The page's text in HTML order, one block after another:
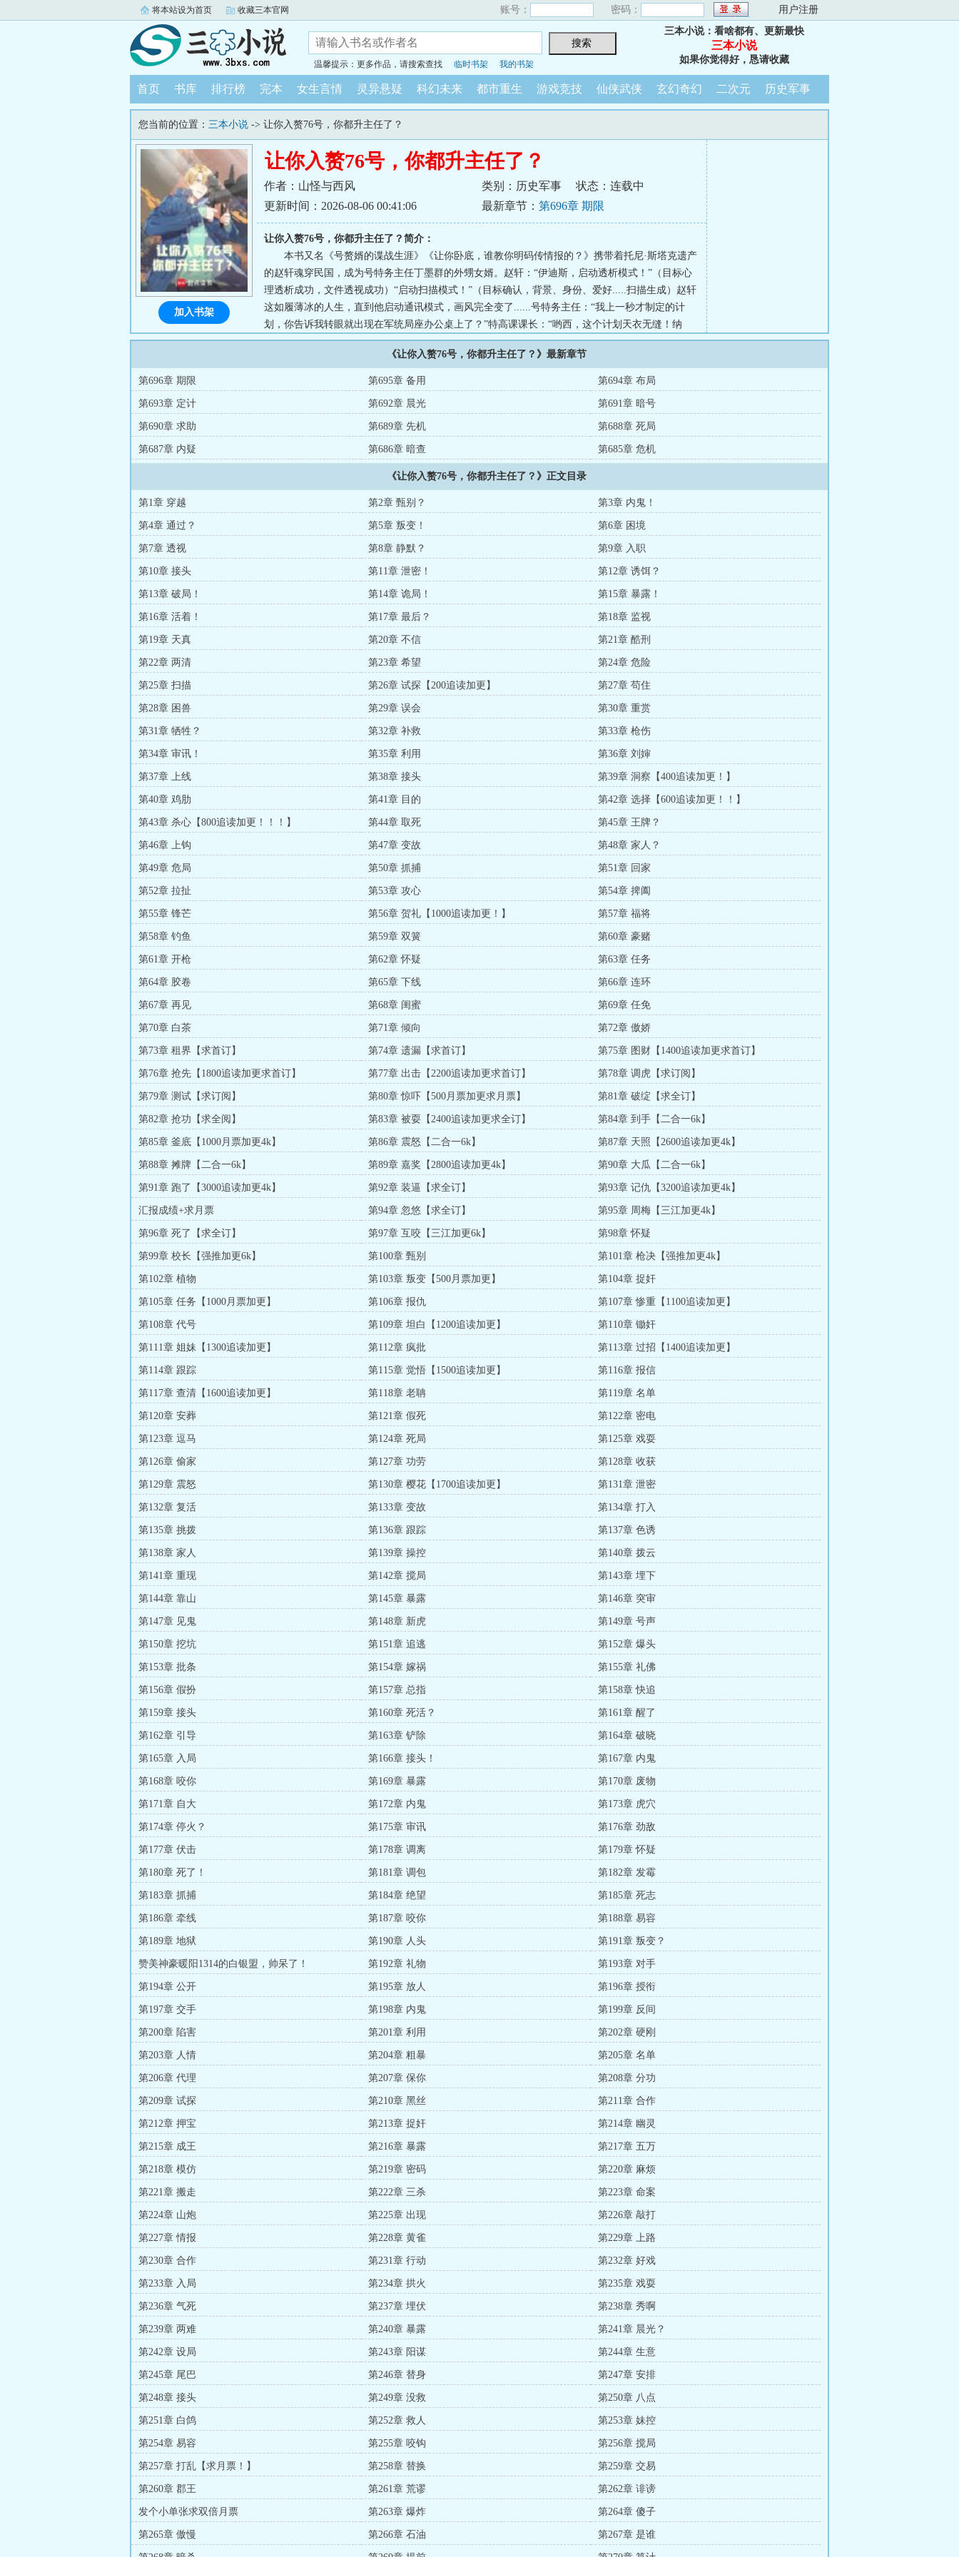
将本站设为首页 收藏三本官网 账号： 密码： 用户注册
温馨提示：更多作品，请搜索查找 临时书架 我的书架
三本小说：看啥都有、更新最快
三本小说
如果你觉得好，恳请收藏
首页 书库 排行榜 完本 女生言情 灵异悬疑 科幻未来 都市重生 游戏竞技 仙侠武侠 玄幻奇幻 二次元 历史军事
您当前的位置： 三本小说 -> 让你入赘76号，你都升主任了？
让你入赘76号，你都升主任了？
作者：山怪与西风 类别：历史军事
状态：连载中
更新时间：2026-08-06 00:41:06
最新章节： 第696章 期限
让你入赘76号，你都升主任了？简介：
本书又名《号赘婿的谍战生涯》《让你卧底，谁教你明码传情报的？》携带着托尼·斯塔克遗产
的赵轩魂穿民国，成为号特务主任丁墨群的外甥女婿。赵轩：“伊迪斯，启动透析模式！”（目标心
理透析成功，文件透视成功）“启动扫描模式！”（目标确认，背景、身份、爱好.....扫描生成）赵轩
这如履薄冰的人生，直到他启动通讯模式，画风完全变了......号特务主任：“我上一秒才制定的计
划，你告诉我转眼就出现在军统局座办公桌上了？”特高课课长：“哟西，这个计划天衣无缝！纳
尼？天衣无缝的计划被山城明码公示了？”宪兵队长官：“各大战区作战计划泄露，号和特高课责无
旁贷！”山城：“什么，幼虎都升特务主任了？别慌，鬼子给多少，我们加倍。”红党：“超级加
加入书架
《让你入赘76号，你都升主任了？》最新章节
第696章 期限 第695章 备用 第694章 布局
第693章 定计 第692章 晨光 第691章 暗号
第690章 求助 第689章 先机 第688章 死局
第687章 内疑 第686章 暗查 第685章 危机
《让你入赘76号，你都升主任了？》正文目录
第1章 穿越 第2章 甄别？ 第3章 内鬼！
第4章 通过？ 第5章 叛变！ 第6章 困境
第7章 透视 第8章 静默？ 第9章 入职
第10章 接头 第11章 泄密！ 第12章 诱饵？
第13章 破局！ 第14章 诡局！ 第15章 暴露！
第16章 活着！ 第17章 最后？ 第18章 监视
第19章 天真 第20章 不信 第21章 酷刑
第22章 两清 第23章 希望 第24章 危险
第25章 扫描 第26章 试探【200追读加更】 第27章 苟住
第28章 困兽 第29章 误会 第30章 重赏
第31章 牺牲？ 第32章 补救 第33章 枪伤
第34章 审讯！ 第35章 利用 第36章 刘婶
第37章 上线 第38章 接头 第39章 洞察【400追读加更！】
第40章 鸡肋 第41章 目的 第42章 选择【600追读加更！！】
第43章 杀心【800追读加更！！！】 第44章 取死 第45章 王牌？
第46章 上钩 第47章 变故 第48章 家人？
第49章 危局 第50章 抓捕 第51章 回家
第52章 拉扯 第53章 攻心 第54章 捭阖
第55章 锋芒 第56章 贺礼【1000追读加更！】 第57章 福将
第58章 钓鱼 第59章 双簧 第60章 豪赌
第61章 开枪 第62章 怀疑 第63章 任务
第64章 胶卷 第65章 下线 第66章 连环
第67章 再见 第68章 闺蜜 第69章 任免
第70章 白茶 第71章 倾向 第72章 傲娇
第73章 租界【求首订】 第74章 遗漏【求首订】 第75章 图财【1400追读加更求首订】
第76章 抢先【1800追读加更求首订】 第77章 出击【2200追读加更求首订】 第78章 调虎【求订阅】
第79章 测试【求订阅】 第80章 惊吓【500月票加更求月票】 第81章 破绽【求全订】
第82章 抢功【求全阅】 第83章 被耍【2400追读加更求全订】 第84章 到手【二合一6k】
第85章 釜底【1000月票加更4k】 第86章 震怒【二合一6k】 第87章 天照【2600追读加更4k】
第88章 摊牌【二合一6k】 第89章 嘉奖【2800追读加更4k】 第90章 大瓜【二合一6k】
第91章 跑了【3000追读加更4k】 第92章 装逼【求全订】 第93章 记仇【3200追读加更4k】
汇报成绩+求月票 第94章 忽悠【求全订】 第95章 周梅【三江加更4k】
第96章 死了【求全订】 第97章 互咬【三江加更6k】 第98章 怀疑
第99章 校长【强推加更6k】 第100章 甄别 第101章 枪决【强推加更4k】
第102章 植物 第103章 叛变【500月票加更】 第104章 捉奸
第105章 任务【1000月票加更】 第106章 报仇 第107章 惨重【1100追读加更】
第108章 代号 第109章 坦白【1200追读加更】 第110章 锄奸
第111章 姐妹【1300追读加更】 第112章 疯批 第113章 过招【1400追读加更】
第114章 跟踪 第115章 觉悟【1500追读加更】 第116章 报信
第117章 查清【1600追读加更】 第118章 老聃 第119章 名单
第120章 安葬 第121章 假死 第122章 密电
第123章 逗马 第124章 死局 第125章 戏耍
第126章 偷家 第127章 功劳 第128章 收获
第129章 震怒 第130章 樱花【1700追读加更】 第131章 泄密
第132章 复活 第133章 变故 第134章 打入
第135章 挑拨 第136章 跟踪 第137章 色诱
第138章 家人 第139章 操控 第140章 拨云
第141章 重现 第142章 搅局 第143章 埋下
第144章 靠山 第145章 暴露 第146章 突审
第147章 见鬼 第148章 新虎 第149章 号声
第150章 挖坑 第151章 追逃 第152章 爆头
第153章 批条 第154章 嫁祸 第155章 礼佛
第156章 假扮 第157章 总指 第158章 快追
第159章 接头 第160章 死活？ 第161章 醒了
第162章 引导 第163章 铲除 第164章 破晓
第165章 入局 第166章 接头！ 第167章 内鬼
第168章 咬你 第169章 暴露 第170章 废物
第171章 自大 第172章 内鬼 第173章 虎穴
第174章 停火？ 第175章 审讯 第176章 劲敌
第177章 伏击 第178章 调离 第179章 怀疑
第180章 死了！ 第181章 调包 第182章 发霉
第183章 抓捕 第184章 绝望 第185章 死志
第186章 牵线 第187章 咬你 第188章 易容
第189章 地狱 第190章 人头 第191章 叛变？
赞美神豪暖阳1314的白银盟，帅呆了！ 第192章 礼物 第193章 对手
第194章 公开 第195章 放人 第196章 授衔
第197章 交手 第198章 内鬼 第199章 反间
第200章 陷害 第201章 利用 第202章 硬刚
第203章 人情 第204章 粗暴 第205章 名单
第206章 代理 第207章 保你 第208章 分功
第209章 试探 第210章 黑丝 第211章 合作
第212章 押宝 第213章 捉奸 第214章 幽灵
第215章 成王 第216章 暴露 第217章 五万
第218章 模仿 第219章 密码 第220章 麻烦
第221章 搬走 第222章 三杀 第223章 命案
第224章 山炮 第225章 出现 第226章 敲打
第227章 情报 第228章 黄雀 第229章 上路
第230章 合作 第231章 行动 第232章 好戏
第233章 入局 第234章 拱火 第235章 戏耍
第236章 气死 第237章 埋伏 第238章 秀啊
第239章 两难 第240章 暴露 第241章 晨光？
第242章 设局 第243章 阳谋 第244章 生意
第245章 尾巴 第246章 替身 第247章 安排
第248章 接头 第249章 没救 第250章 八点
第251章 白鸽 第252章 救人 第253章 妹控
第254章 易容 第255章 咬钩 第256章 搅局
第257章 打乱【求月票！】 第258章 替换 第259章 交易
第260章 郡王 第261章 荒谬 第262章 诽谤
发个小单张求双倍月票 第263章 爆炸 第264章 傻子
第265章 傲慢 第266章 石油 第267章 是谁